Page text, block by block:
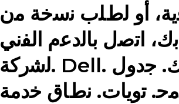
أو ﻟطﻠب ﻧﺳﺧﺔ ﻣن
اﺗﺻل ﺑﺎﻟدﻋم اﻟﻔﻧﻲ
ﻟﺷرﻛﺔ. Dell. أو ﻣﻣﺛل اﻟﻣﺑﯾﻌﺎت. اﻟﺧﺎص ﺑك. ﺟدول